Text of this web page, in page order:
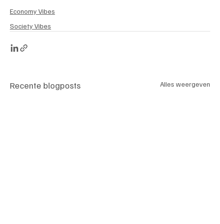
Economy Vibes
Society Vibes
Recente blogposts Alles weergeven